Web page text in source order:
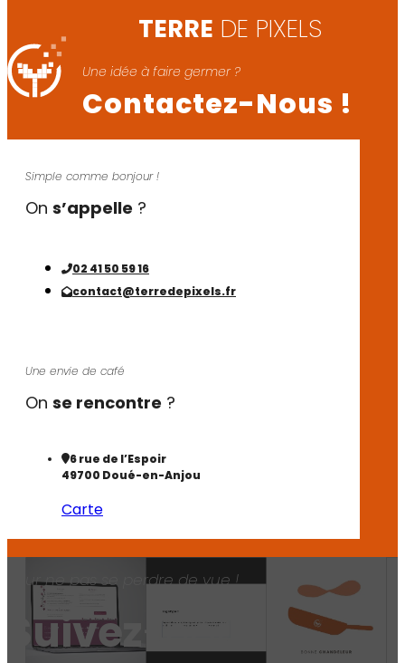
TERRE DE PIXELS
Une idée à faire germer ?
Contactez-Nous !
Simple comme bonjour !
On s’appelle ?
02 41 50 59 16
contact@terredepixels.fr
Une envie de café
On se rencontre ?
6 rue de l’Espoir
49700 Doué-en-Anjou
Carte
Pour ne pas se perdre de vue !
Suivez-nous !